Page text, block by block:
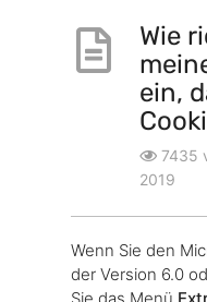
Wie
ein,
7435
2019
Wenn Sie den
der Version 6.0